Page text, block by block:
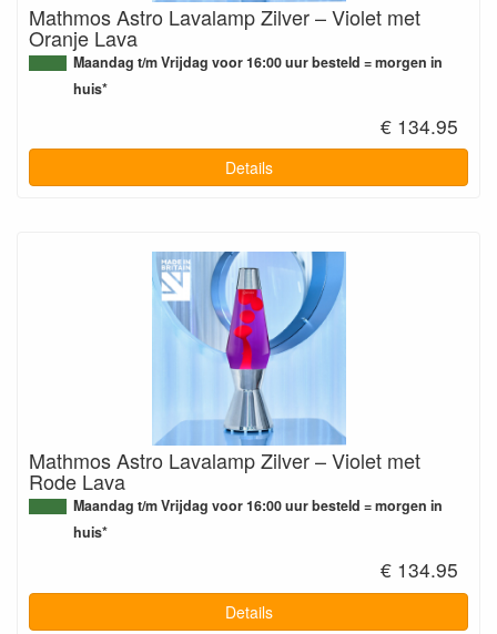
Mathmos Astro Lavalamp Zilver – Violet met
Oranje Lava
Maandag t/m Vrijdag voor 16:00 uur besteld = morgen in
huis*
€ 134.95
Details
Mathmos Astro Lavalamp Zilver – Violet met
Rode Lava
Maandag t/m Vrijdag voor 16:00 uur besteld = morgen in
huis*
€ 134.95
Details